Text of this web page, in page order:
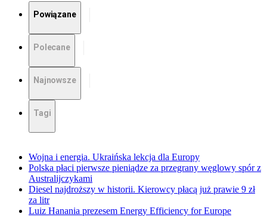
Powiązane
Polecane
Najnowsze
Tagi
Wojna i energia. Ukraińska lekcja dla Europy
Polska płaci pierwsze pieniądze za przegrany węglowy spór z
Australijczykami
Diesel najdroższy w historii. Kierowcy płacą już prawie 9 zł
za litr
Luiz Hanania prezesem Energy Efficiency for Europe